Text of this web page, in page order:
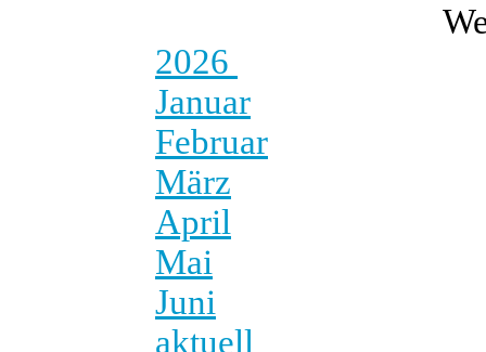
2026
Januar
Februar
März
April
Mai
Juni
aktuell